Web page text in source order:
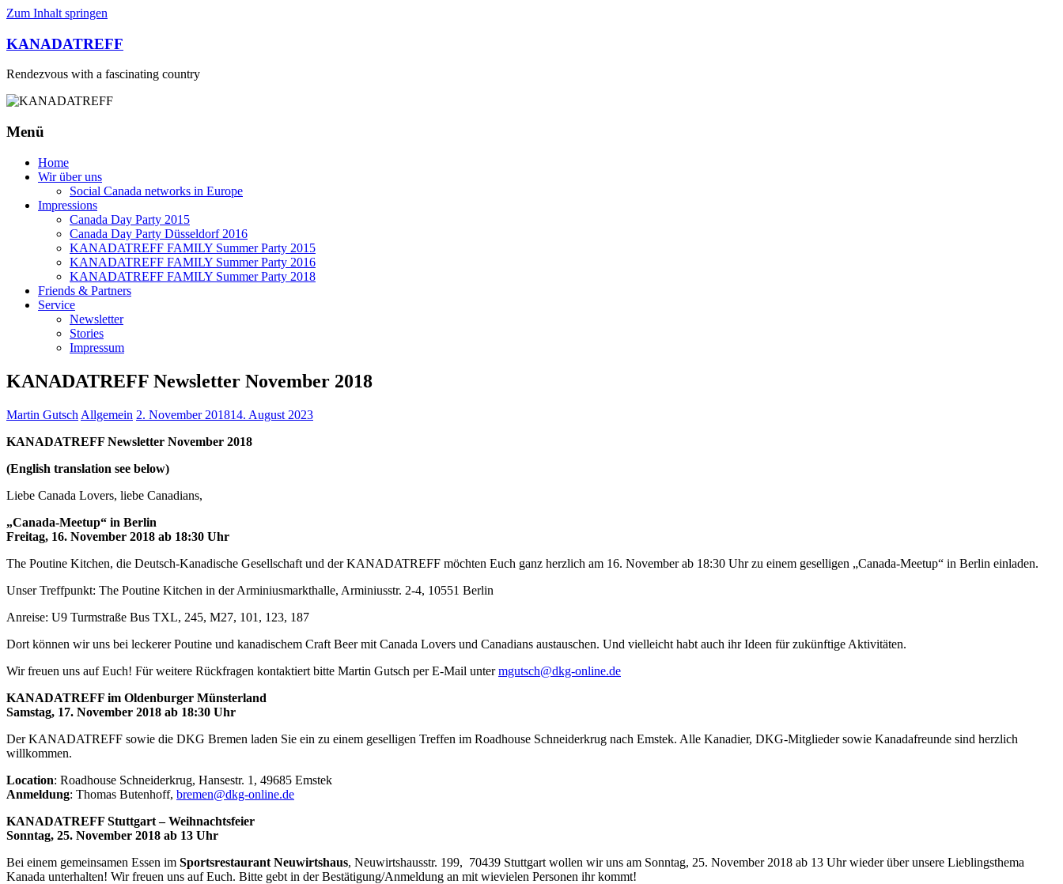
Zum Inhalt springen
KANADATREFF
Rendezvous with a fascinating country
Menü
Home
Wir über uns
Social Canada networks in Europe
Impressions
Canada Day Party 2015
Canada Day Party Düsseldorf 2016
KANADATREFF FAMILY Summer Party 2015
KANADATREFF FAMILY Summer Party 2016
KANADATREFF FAMILY Summer Party 2018
Friends & Partners
Service
Newsletter
Stories
Impressum
KANADATREFF Newsletter November 2018
Martin Gutsch Allgemein 2. November 201814. August 2023
KANADATREFF Newsletter November 2018
(English translation see below)
Liebe Canada Lovers, liebe Canadians,
„Canada-Meetup“ in Berlin
Freitag, 16. November 2018 ab 18:30 Uhr
The Poutine Kitchen, die Deutsch-Kanadische Gesellschaft und der KANADATREFF möchten Euch ganz herzlich am 16. November ab 18:30 Uhr zu einem geselligen „Canada-Meetup“ in Berlin einladen.
Unser Treffpunkt: The Poutine Kitchen in der Arminiusmarkthalle, Arminiusstr. 2-4, 10551 Berlin
Anreise: U9 Turmstraße Bus TXL, 245, M27, 101, 123, 187
Dort können wir uns bei leckerer Poutine und kanadischem Craft Beer mit Canada Lovers und Canadians austauschen. Und vielleicht habt auch ihr Ideen für zukünftige Aktivitäten.
Wir freuen uns auf Euch! Für weitere Rückfragen kontaktiert bitte Martin Gutsch per E-Mail untermgutsch@dkg-online.de
KANADATREFF im Oldenburger Münsterland
Samstag, 17. November 2018 ab 18:30 Uhr
Der KANADATREFF sowie die DKG Bremen laden Sie ein zu einem geselligen Treffen im Roadhouse Schneiderkrug nach Emstek. Alle Kanadier, DKG-Mitglieder sowie Kanadafreunde sind herzlich
willkommen.
Location: Roadhouse Schneiderkrug, Hansestr. 1, 49685 Emstek
Anmeldung: Thomas Butenhoff, bremen@dkg-online.de
KANADATREFF Stuttgart – Weihnachtsfeier
Sonntag, 25. November 2018 ab 13 Uhr
Bei einem gemeinsamen Essen im Sportsrestaurant Neuwirtshaus, Neuwirtshausstr. 199, 70439 Stuttgart wollen wir uns am Sonntag, 25. November 2018 ab 13 Uhr wieder über unsere Lieblingsthema
Kanada unterhalten! Wir freuen uns auf Euch. Bitte gebt in der Bestätigung/Anmeldung an mit wievielen Personen ihr kommt!